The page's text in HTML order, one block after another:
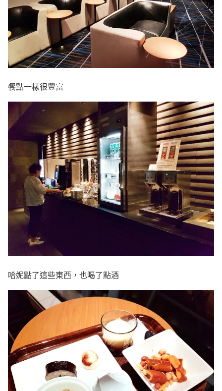
餐點一樣很豐富
哈妮點了這些東西，也喝了點酒